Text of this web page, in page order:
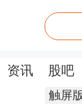
调整依然
时后，依
白酒板块
的拯救者
资讯 股吧
触屏